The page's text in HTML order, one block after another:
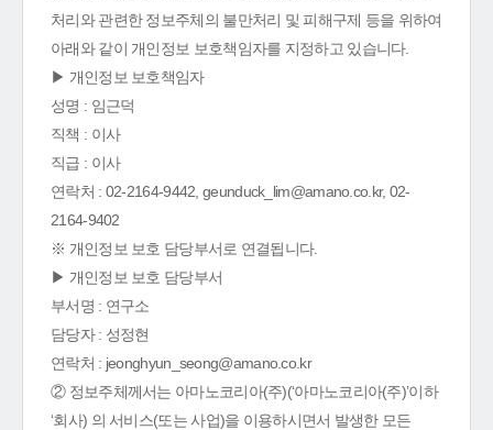
처리와 관련한 정보주체의 불만처리 및 피해구제 등을 위하여
아래와 같이 개인정보 보호책임자를 지정하고 있습니다.
▶ 개인정보 보호책임자
성명 : 임근덕
직책 : 이사
직급 : 이사
연락처 : 02-2164-9442, geunduck_lim@amano.co.kr, 02-
2164-9402
※ 개인정보 보호 담당부서로 연결됩니다.
▶ 개인정보 보호 담당부서
부서명 : 연구소
담당자 : 성정현
연락처 : jeonghyun_seong@amano.co.kr
② 정보주체께서는 아마노코리아(주)(‘아마노코리아(주)’이하
‘회사) 의 서비스(또는 사업)을 이용하시면서 발생한 모든